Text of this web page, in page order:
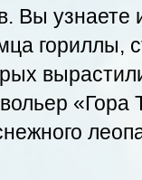
Вы узнаете
гориллы,
«Гора